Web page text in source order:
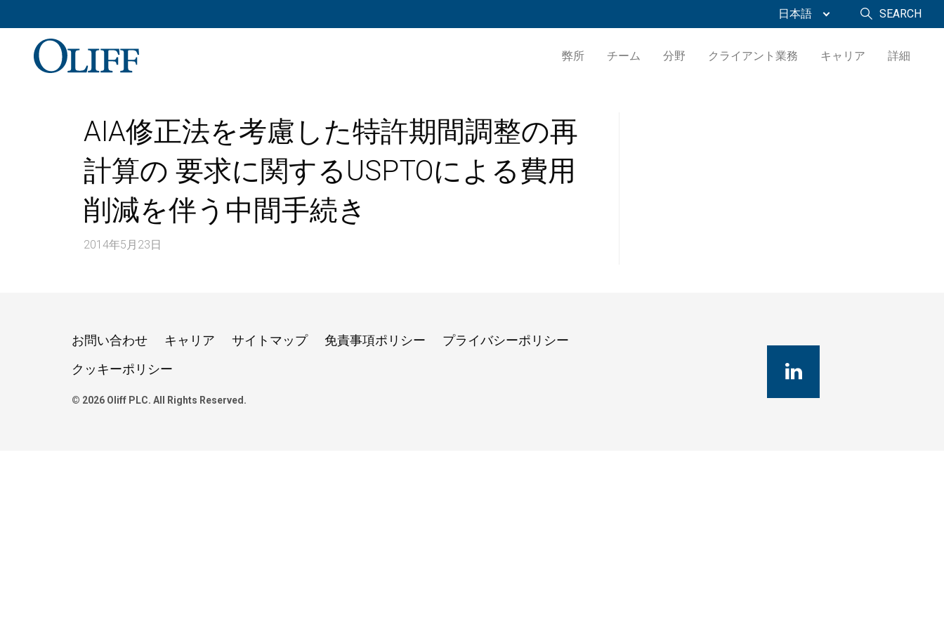
日本語 SEARCH
弊所 チーム 分野 クライアント業務 キャリア 詳細
AIA修正法を考慮した特許期間調整の再
計算の 要求に関するUSPTOによる費用
削減を伴う中間手続き
2014年5月23日
お問い合わせ キャリア サイトマップ 免責事項ポリシー
プライバシーポリシー
クッキーポリシー
© 2026 Oliff PLC. All Rights Reserved.